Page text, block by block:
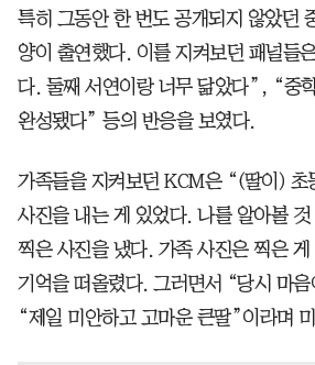
특히 그동안 한 번도 공개되지 않았던
양이 출연했다. 이를 지켜보던 패널들
다. 둘째 서연이랑 너무 닮았다”, “중
완성됐다” 등의 반응을 보였다.
가족들을 지켜보던 KCM은 “(딸이) 초
사진을 내는 게 있었다. 나를 알아볼 것
찍은 사진을 냈다. 가족 사진은 찍은
기억을 떠올렸다. 그러면서 “당시 마
“제일 미안하고 고마운 큰딸”이라며